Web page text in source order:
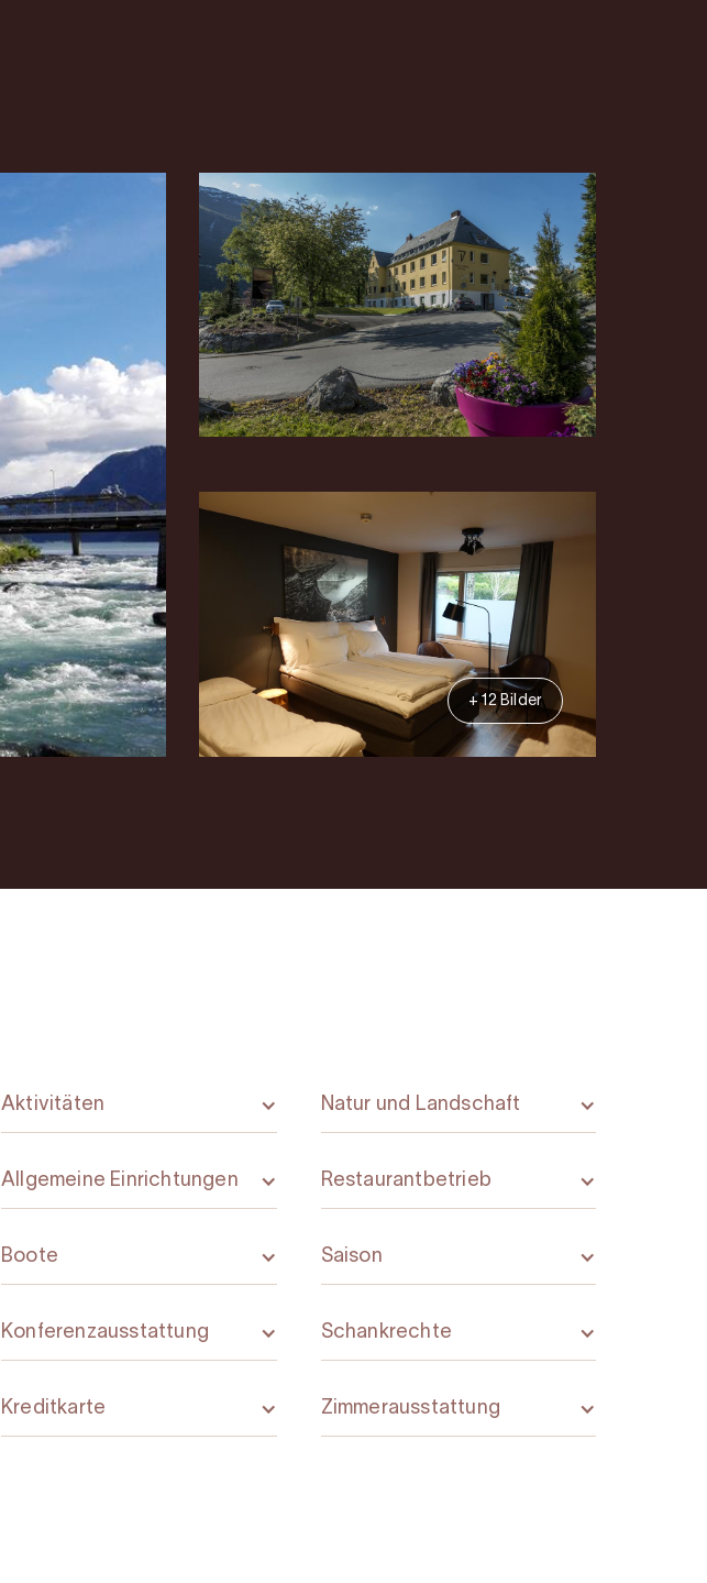
+ 12 Bilder
Aktivitäten
Allgemeine Einrichtungen
Boote
Konferenzausstattung
Kreditkarte
Natur und Landschaft
Restaurantbetrieb
Saison
Schankrechte
Zimmerausstattung